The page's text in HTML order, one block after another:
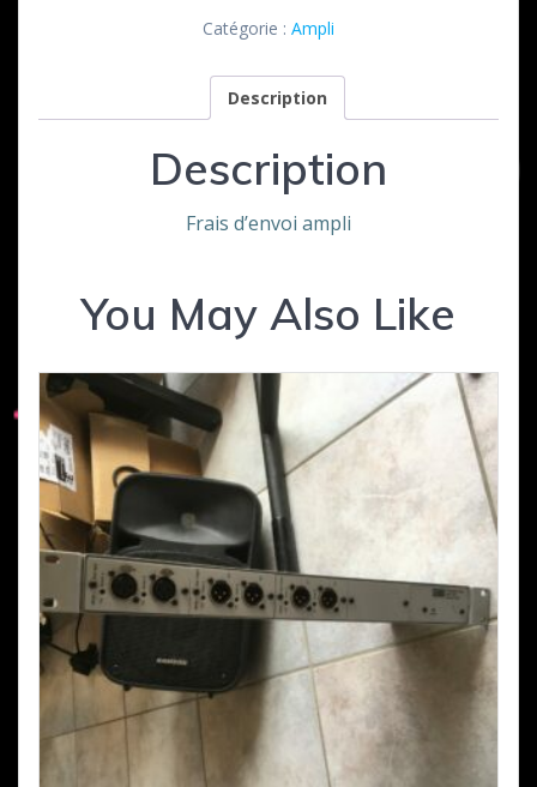
Ampli
Catégorie : Ampli
Description
Description
Frais d’envoi ampli
You May Also Like